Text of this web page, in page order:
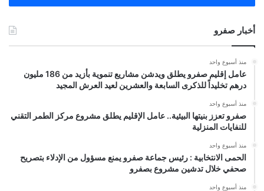
أخبار صفرو
منذ أسبوع واحد
عامل إقليم صفرو يطلق ويدشن مشاريع تنموية بأزيد من 186 مليون
درهم تخليداً للذكرى السابعة والعشرين لعيد العرش المجيد
منذ أسبوع واحد
صفرو تعزز بنيتها البيئية.. عامل الإقليم يطلق مشروع مركز الطمر التقني
للنفايات المنزلية
منذ أسبوع واحد
الحمى الانتخابية : رئيس جماعة صفرو يمنع مسؤول من الإدلاء بتصريح
صحفي خلال تدشين مشروع بصفرو
منذ أسبوع واحد